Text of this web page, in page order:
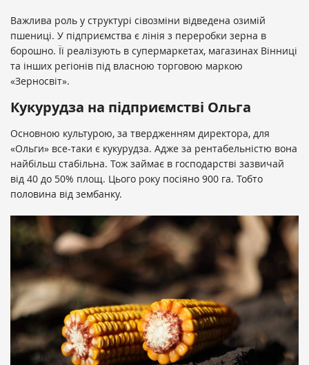
Важлива роль у структурі сівозміни відведена озимій
пшениці. У підприємства є лінія з переробки зерна в
борошно. Її реалізують в супермаркетах, магазинах Вінниці
та інших регіонів під власною торговою маркою
«Зерносвіт».
Кукурудза на підприємстві Ольга
Основною культурою, за твердженням директора, для
«Ольги» все-таки є кукурудза. Адже за рентабельністю вона
найбільш стабільна. Тож займає в господарстві зазвичай
від 40 до 50% площ. Цього року посіяно 900 га. Тобто
половина від зембанку.